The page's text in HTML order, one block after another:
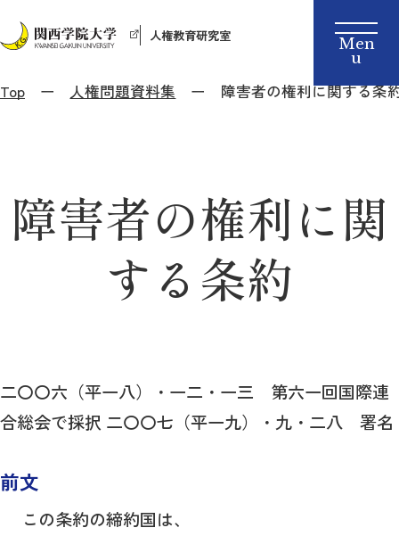
人権教育研究室
Top 人権問題資料集 障害者の権利に関する条
障害者の権利に関
する条約
二〇〇六（平一八）・一二・一三 第六一回国際連
合総会で採択 二〇〇七（平一九）・九・二八 署名
前文
この条約の締約国は、